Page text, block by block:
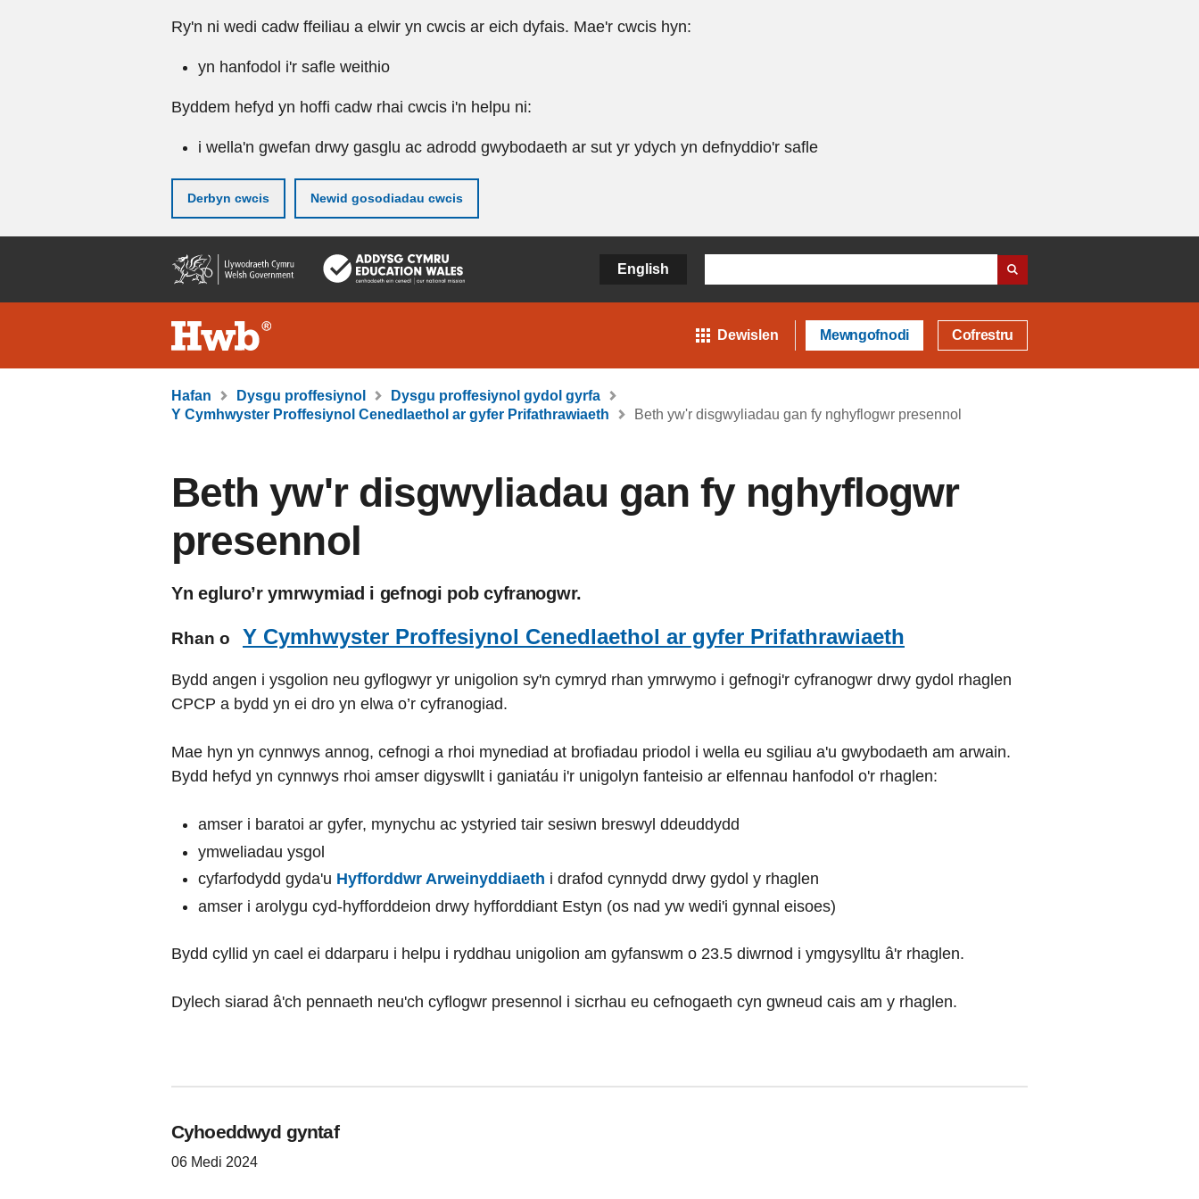
Ry'n ni wedi cadw ffeiliau a elwir yn cwcis ar eich dyfais. Mae'r cwcis hyn:
yn hanfodol i'r safle weithio
Byddem hefyd yn hoffi cadw rhai cwcis i'n helpu ni:
i wella'n gwefan drwy gasglu ac adrodd gwybodaeth ar sut yr ydych yn defnyddio'r safle
Derbyn cwcis Newid gosodiadau cwcis
gynnwy
English
Dewislen Mewngofnodi Cofrestru
Hafan Dysgu proffesiynol
Dysgu proffesiynol gydol gyrfa
Y Cymhwyster Proffesiynol Cenedlaethol ar gyfer Prifathrawiaeth
Beth yw'r disgwyliadau gan fy nghyflogwr presennol
Beth yw'r disgwyliadau gan fy nghyflogwr
presennol
Yn egluro’r ymrwymiad i gefnogi pob cyfranogwr.
Rhan o Y Cymhwyster Proffesiynol Cenedlaethol ar gyfer Prifathrawiaeth
Bydd angen i ysgolion neu gyflogwyr yr unigolion sy'n cymryd rhan ymrwymo i gefnogi'r cyfranogwr drwy gydol rhaglen
CPCP a bydd yn ei dro yn elwa o’r cyfranogiad.
Mae hyn yn cynnwys annog, cefnogi a rhoi mynediad at brofiadau priodol i wella eu sgiliau a'u gwybodaeth am arwain.
Bydd hefyd yn cynnwys rhoi amser digyswllt i ganiatáu i'r unigolyn fanteisio ar elfennau hanfodol o'r rhaglen:
amser i baratoi ar gyfer, mynychu ac ystyried tair sesiwn breswyl ddeuddydd
ymweliadau ysgol
cyfarfodydd gyda'u Hyfforddwr Arweinyddiaeth i drafod cynnydd drwy gydol y rhaglen
amser i arolygu cyd-hyfforddeion drwy hyfforddiant Estyn (os nad yw wedi'i gynnal eisoes)
Bydd cyllid yn cael ei ddarparu i helpu i ryddhau unigolion am gyfanswm o 23.5 diwrnod i ymgysylltu â'r rhaglen.
Dylech siarad â'ch pennaeth neu'ch cyflogwr presennol i sicrhau eu cefnogaeth cyn gwneud cais am y rhaglen.
Cyhoeddwyd gyntaf
06 Medi 2024